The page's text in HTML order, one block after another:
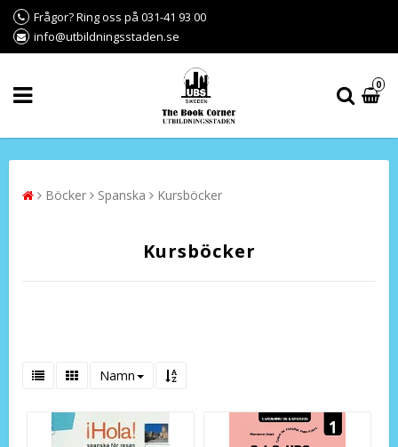
Frågor? Ring oss på 031-41 93 00
info@utbildningsstaden.se
0
Böcker Spanska Kursböcker
Kursböcker
Namn